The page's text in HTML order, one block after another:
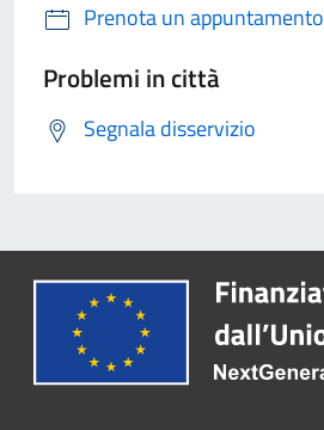
Prenota un appuntamento
Problemi in città
Segnala disservizio